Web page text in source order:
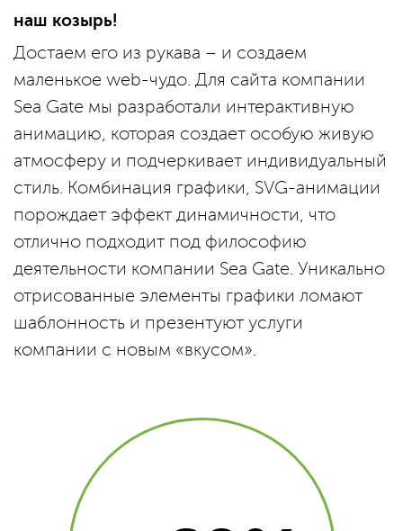
наш козырь!
Достаем его из рукава – и создаем
маленькое web-чудо. Для сайта компании
Sea Gate мы разработали интерактивную
анимацию, которая создает особую живую
атмосферу и подчеркивает индивидуальный
стиль. Комбинация графики, SVG-анимации
порождает эффект динамичности, что
отлично подходит под философию
деятельности компании Sea Gate. Уникально
отрисованные элементы графики ломают
шаблонность и презентуют услуги
компании с новым «вкусом».